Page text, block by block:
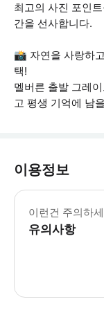
최고의 사진 포인
간을 선사합니다.
📸 자연을 사랑하
택!
멜버른 출발 그레
고 평생 기억에 남
이용정보
이런건 주의하
유의사항